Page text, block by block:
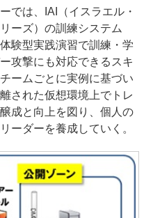
では、IAI（イスラエル・
ーズ）の訓練システム
験型実践演習で訓練・学
攻撃にも対応できるスキ
ームごとに実例に基づい
された仮想環境上でトレ
成と向上を図り、個人の
ーダーを養成していく。